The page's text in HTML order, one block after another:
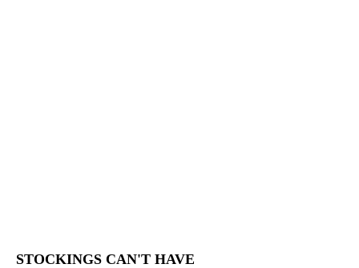
STOCKINGS CAN'T HAVE